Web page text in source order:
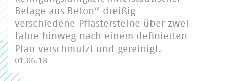
Belage aus Beton“ dreißig
verschiedene Pflastersteine über zwei
Jahre hinweg nach einem definierten
Plan verschmutzt und gereinigt.
01.06.18